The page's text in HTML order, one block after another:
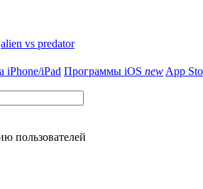
alien vs predator
iPhone/iPad Программы iOS new App
пользователей